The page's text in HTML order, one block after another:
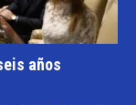
años